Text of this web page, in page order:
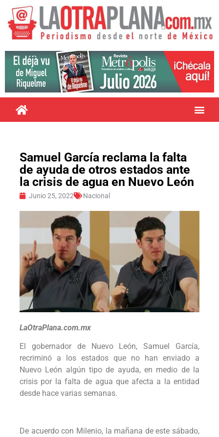
Samuel García reclama la falta
de ayuda de otros estados ante
la crisis de agua en Nuevo León
Junio 25, 2022 Nacional
LaOtraPlana.com.mx
El gobernador de Nuevo León, Samuel García,
recriminó a los estados que no han enviado a
Nuevo León algún tipo de ayuda, en medio de la
crisis por la falta de agua que afecta a la entidad
desde hace varias semanas.
De acuerdo con Milenio, la mañana de este sábado,